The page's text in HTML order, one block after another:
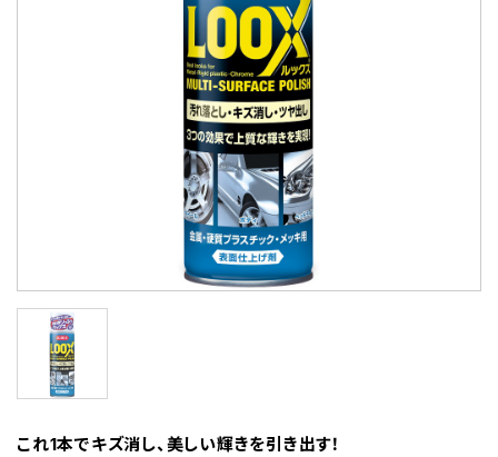
これ1本でキズ消し、美しい輝きを引き出す！